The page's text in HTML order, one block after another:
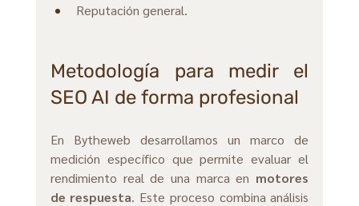
Reputación general.
Metodología para medir el
SEO AI de forma profesional
En Bytheweb desarrollamos un marco de
medición específico que permite evaluar el
rendimiento real de una marca en motores
de respuesta. Este proceso combina análisis